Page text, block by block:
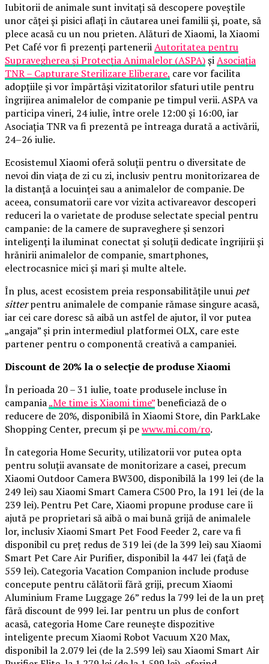
Iubitorii de animale sunt invitați să descopere poveștile
unor căței și pisici aflați în căutarea unei familii și, poate, să
plece acasă cu un nou prieten. Alături de Xiaomi, la Xiaomi
Pet Café vor fi prezenți parteneriiAutoritatea pentru
Supravegherea și Protecția Animalelor (ASPA)șiAsociația
TNR – Capturare Sterilizare Eliberare, care vor facilita
adopțiile și vor împărtăși vizitatorilor sfaturi utile pentru
îngrijirea animalelor de companie pe timpul verii. ASPA va
participa vineri, 24 iulie, între orele 12:00 și 16:00, iar
Asociația TNR va fi prezentă pe întreaga durată a activării,
24–26 iulie.
Ecosistemul Xiaomi oferă soluții pentru o diversitate de
nevoi din viața de zi cu zi, inclusiv pentru monitorizarea de
la distanță a locuinței sau a animalelor de companie. De
aceea, consumatorii care vor vizita activareavor descoperi
reduceri la o varietate de produse selectate special pentru
campanie: de la camere de supraveghere și senzori
inteligenți la iluminat conectat și soluții dedicate îngrijirii și
hrănirii animalelor de companie, smartphones,
electrocasnice mici și mari și multe altele.
În plus, acest ecosistem preia responsabilitățile unui pet
sitterpentru animalele de companie rămase singure acasă,
iar cei care doresc să aibă un astfel de ajutor, îl vor putea
„angaja” și prin intermediul platformei OLX, care este
partener pentru o componentă creativă a campaniei.
Discount de 20% la o selecție de produse Xiaomi
În perioada 20 – 31 iulie, toate produsele incluse în
campania„Me time is Xiaomi time”beneficiază de o
reducere de 20%, disponibilă în Xiaomi Store, din ParkLake
Shopping Center, precum și pewww.mi.com/ro.
În categoria Home Security, utilizatorii vor putea opta
pentru soluții avansate de monitorizare a casei, precum
Xiaomi Outdoor Camera BW300, disponibilă la 199 lei (de la
249 lei) sau Xiaomi Smart Camera C500 Pro, la 191 lei (de la
239 lei). Pentru Pet Care, Xiaomi propune produse care îi
ajută pe proprietari să aibă o mai bună grijă de animalele
lor, inclusiv Xiaomi Smart Pet Food Feeder 2, care va fi
disponibil cu preț redus de 319 lei (de la 399 lei) sau Xiaomi
Smart Pet Care Air Purifier, disponibil la 447 lei (față de
559 lei). Categoria Vacation Companion include produse
concepute pentru călătorii fără griji, precum Xiaomi
Aluminium Frame Luggage 26” redus la 799 lei de la un preț
fără discount de 999 lei. Iar pentru un plus de confort
acasă, categoria Home Care reunește dispozitive
inteligente precum Xiaomi Robot Vacuum X20 Max,
disponibil la 2.079 lei (de la 2.599 lei) sau Xiaomi Smart Air